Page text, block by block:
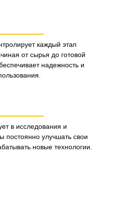
каждый этап
от сырья до готовой
надежность и
в исследования и
постоянно улучшать свои
новые технологии.